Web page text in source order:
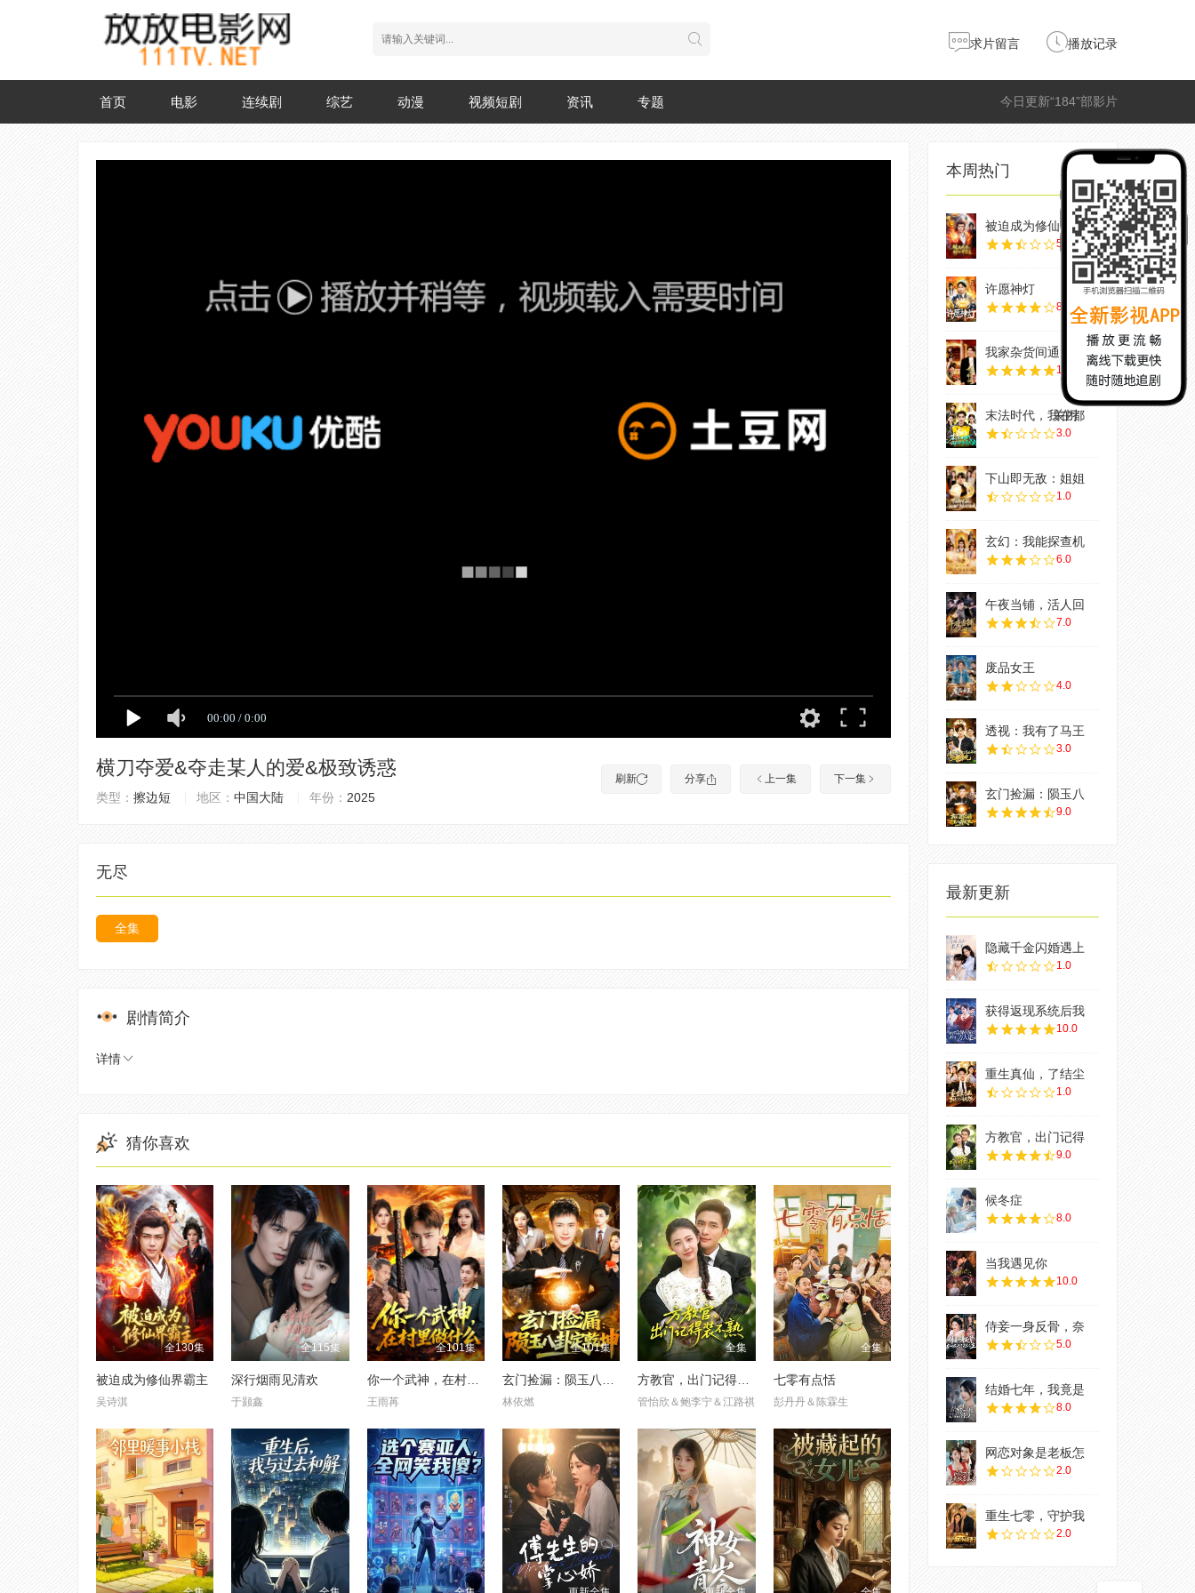
求片留言 播放记录
今日更新“184”部影片
首页 电影 连续剧 综艺 动漫 视频短剧 资讯 专题
刷新 分享 上一集 下一集
横刀夺爱&夺走某人的爱&极致诱惑
类型： 擦边短 地区： 中国大陆 年份： 2025
无尽
全集
剧情简介
详情
猜你喜欢
全130集
被迫成为修仙界霸主
吴诗淇
全115集
深行烟雨见清欢
于颢鑫
全101集
你一个武神，在村里做什么
王雨苒
全101集
玄门捡漏：陨玉八卦定乾坤
林依燃
全集
方教官，出门记得装不熟
管怡欣＆鲍李宁＆江路祺
全集
七零有点恬
彭丹丹＆陈霖生
本周热门
被迫成为修仙界霸
5.0
许愿神灯
8.0
我家杂货间通大秦
10.0
末法时代，我在都
3.0
下山即无敌：姐姐
1.0
玄幻：我能探查机
6.0
午夜当铺，活人回
7.0
废品女王
4.0
透视：我有了马王
3.0
玄门捡漏：陨玉八
9.0
最新更新
隐藏千金闪婚遇上
1.0
获得返现系统后我
10.0
重生真仙，了结尘
1.0
方教官，出门记得
9.0
候冬症
8.0
当我遇见你
10.0
侍妾一身反骨，奈
5.0
结婚七年，我竟是
8.0
网恋对象是老板怎
2.0
重生七零，守护我
2.0
关闭